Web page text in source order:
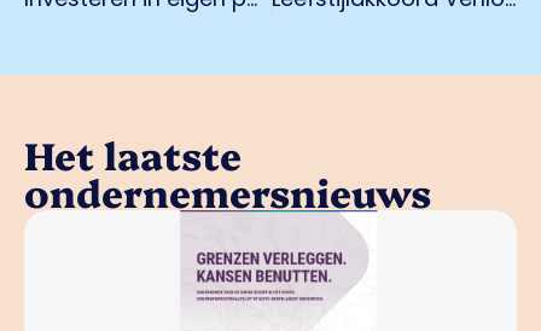
Het laatste
ondernemersnieuws